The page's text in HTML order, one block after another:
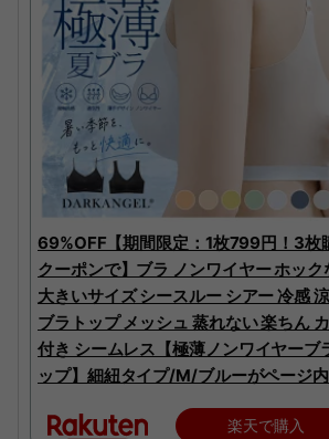
69%OFF【期間限定：1枚799円！3枚
クーポンで】ブラ ノンワイヤー ホック
大きいサイズ シースルー シアー 冷感
ブラトップ メッシュ 蒸れない 楽ちん
付き シームレス【極薄ノンワイヤーブ
ップ】細紐タイプ/M/ブルーがページ
楽天で購入